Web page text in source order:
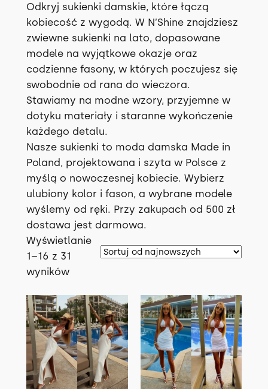
Leginsy
Dzwony
Dresowe
Kolarki 16
Siatka 3
Kombinezony 69
Szorty 33
Sukienki 31
Spódniczki
Bikini
Koszule
Marynarki 1
Dodatki
Czapki i kominy 3
MEN 19
Komplety 8
Bluzy 6
Spodnie 6
MEN & WOMEN 9
Komplety 8
Odkryj sukienki damskie, które łączą
kobiecość z wygodą. W N’Shine znajdziesz
zwiewne sukienki na lato, dopasowane
modele na wyjątkowe okazje oraz
codzienne fasony, w których poczujesz się
swobodnie od rana do wieczora.
Stawiamy na modne wzory, przyjemne w
dotyku materiały i staranne wykończenie
każdego detalu.
Nasze sukienki to moda damska Made in
Poland, projektowana i szyta w Polsce z
myślą o nowoczesnej kobiecie. Wybierz
ulubiony kolor i fason, a wybrane modele
wyślemy od ręki. Przy zakupach od 500 zł
dostawa jest darmowa.
Wyświetlanie
1–16 z 31
wynikówP
s
o
r
t
o
w